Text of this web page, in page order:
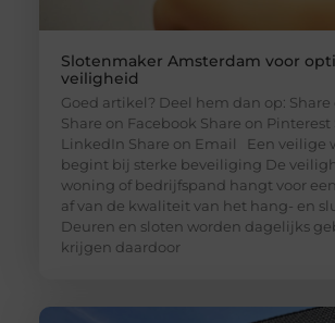
Slotenmaker Amsterdam voor
veiligheid
Goed artikel? Deel hem dan op: Share
Share on Facebook Share on Pinterest
LinkedIn Share on Email Een veilige
begint bij sterke beveiliging De
woning of bedrijfspand hangt voor
af van de kwaliteit van het hang- en
Deuren en sloten worden dagelijks
krijgen daardoor